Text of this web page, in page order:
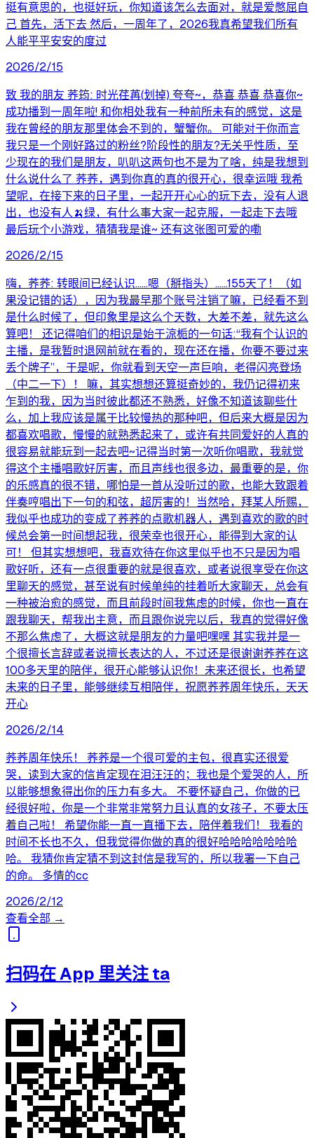
挺有意思的，也挺好玩，你知道该怎么去面对，就是爱憋屈自
己 首先，活下去 然后，一周年了，2026我真希望我们所有
人能平平安安的度过
2026/2/15
致 我的朋友 荞筠: 时光荏苒(划掉) 夸夸~，恭喜 恭喜 恭喜你~
成功播到一周年啦! 和你相处我有一种前所未有的感觉，这是
我在曾经的朋友那里体会不到的，蟹蟹你。 可能对于你而言
我只是一个刚好路过的粉丝?阶段性的朋友?无关乎性质，至
少现在的我们是朋友，叭叭这两句也不是为了啥，纯是我想到
什么说什么了 荞荞，遇到你真的真的很开心，很幸运哦 我希
望呢，在接下来的日子里，一起开开心心的玩下去，没有人退
出，也没有人🍌绿，有什么事大家一起克服，一起走下去哦
最后玩个小游戏，猜猜我是谁~ 还有这张图可爱的嘞
2026/2/15
嗨，荞荞: 转眼间已经认识……嗯（掰指头）……155天了！（如
果没记错的话），因为我最早那个账号注销了嘛，已经看不到
是什么时候了，但印象里是这么个天数，大差不差，就先这么
算吧！ 还记得咱们的相识是始于涼栀的一句话:“我有个认识的
主播，是我暂时退网前就在看的，现在还在播，你要不要过来
丢个牌子”，于是呢，你就看到天空一声巨响，老得闪亮登场
（中二一下）！ 嘛，其实想想还算挺奇妙的，我仍记得初来
乍到的我，因为当时彼此都还不熟悉，好像不知道该聊些什
么，加上我应该是属于比较慢热的那种吧，但后来大概是因为
都喜欢唱歌，慢慢的就熟悉起来了，或许有共同爱好的人真的
很容易就能玩到一起去吧~记得当时第一次听你唱歌，我就觉
得这个主播唱歌好厉害，而且声线也很多边，最重要的是，你
的乐感真的很不错，哪怕是一首从没听过的歌，也能大致跟着
伴奏哼唱出下一句的和弦，超厉害的！当然哈，拜某人所赐，
我似乎也成功的变成了荞荞的点歌机器人，遇到喜欢的歌的时
候总会第一时间想起我，很荣幸也很开心，能得到大家的认
可！ 但其实想想吧，我喜欢待在你这里似乎也不只是因为唱
歌好听，还有一点很重要的就是很喜欢，或者说很享受在你这
里聊天的感觉，甚至说有时候单纯的挂着听大家聊天，总会有
一种被治愈的感觉，而且前段时间我焦虑的时候，你也一直在
跟我聊天，帮我出主意，而且跟你说完以后，我真的觉得好像
不那么焦虑了，大概这就是朋友的力量吧嘿嘿 其实我并是一
个很擅长言辞或者说擅长表达的人，不过还是很谢谢荞荞在这
100多天里的陪伴，很开心能够认识你！未来还很长，也希望
未来的日子里，能够继续互相陪伴，祝愿荞荞周年快乐，天天
开心
2026/2/14
荞荞周年快乐！ 荞荞是一个很可爱的主包，很真实还很爱
哭，读到大家的信肯定现在泪汪汪的；我也是个爱哭的人，所
以能够想象得出你的压力有多大。 不要怀疑自己，你做的已
经很好啦，你是一个非常非常努力且认真的女孩子，不要太压
着自己啦！ 希望你能一直一直播下去，陪伴着我们！ 我看的
时间不长也不久，但我觉得你做的真的很好哈哈哈哈哈哈哈
哈。 我猜你肯定猜不到这封信是我写的，所以我署一下自己
的命。 多情的cc
2026/2/12
查看全部 →
扫码在 App 里关注 ta